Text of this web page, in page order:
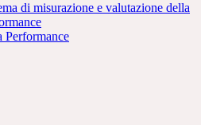
di misurazione e valutazione della
Performance